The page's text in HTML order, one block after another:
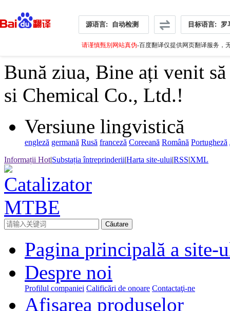
源语言: 自动检测 目标语言: 罗
请谨慎甄别网站真伪-百度翻译仅提供网页翻译服务，